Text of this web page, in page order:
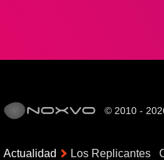
© 2010 -
Actualidad Los Replicantes